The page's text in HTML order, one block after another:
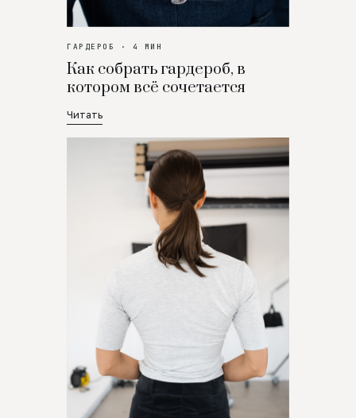
ГАРДЕРОБ · 4 МИН
Как собрать гардероб, в
котором всё сочетается
Читать